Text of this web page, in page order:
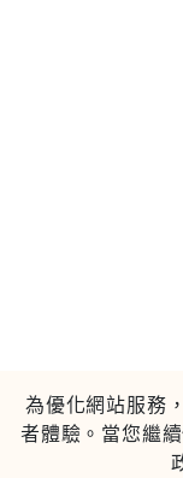
為優化網站服務
者體驗。當您繼